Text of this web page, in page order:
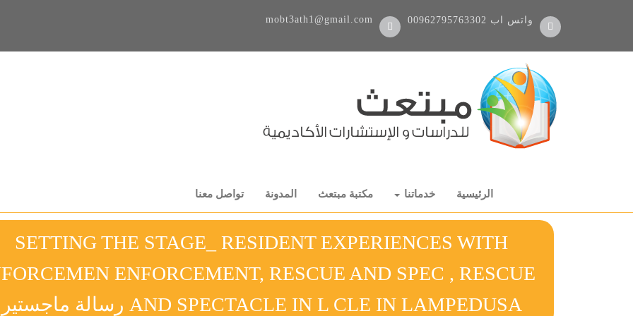
00962795763302 واتس اب mobt3ath1@gmail.com
الرئيسية خدماتنا مكتبة مبتعث المدونة تواصل معنا
SETTING THE STAGE_ RESIDENT EXPERIENCES WITH
ENFORCEMENT, RESCUE AND SPEC , RESCUE
AND SPECTACLE IN L CLE IN LAMPEDUSA رسالة ماجستير